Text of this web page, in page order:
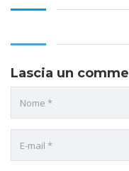
Lascia un